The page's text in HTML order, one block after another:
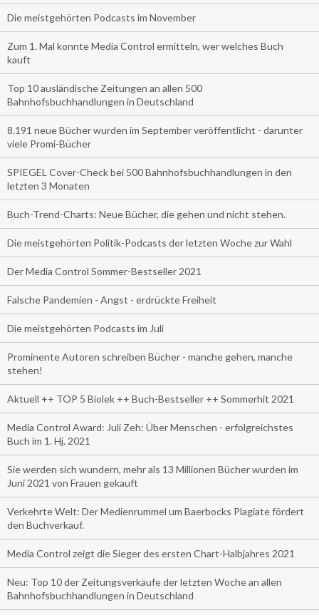
Die meistgehörten Podcasts im November
Zum 1. Mal konnte Media Control ermitteln, wer welches Buch
kauft
Top 10 ausländische Zeitungen an allen 500
Bahnhofsbuchhandlungen in Deutschland
8.191 neue Bücher wurden im September veröffentlicht - darunter
viele Promi-Bücher
SPIEGEL Cover-Check bei 500 Bahnhofsbuchhandlungen in den
letzten 3 Monaten
Buch-Trend-Charts: Neue Bücher, die gehen und nicht stehen.
Die meistgehörten Politik-Podcasts der letzten Woche zur Wahl
Der Media Control Sommer-Bestseller 2021
Falsche Pandemien - Angst - erdrückte Freiheit
Die meistgehörten Podcasts im Juli
Prominente Autoren schreiben Bücher - manche gehen, manche
stehen!
Aktuell ++ TOP 5 Biolek ++ Buch-Bestseller ++ Sommerhit 2021
Media Control Award: Juli Zeh: Über Menschen - erfolgreichstes
Buch im 1. Hj. 2021
Sie werden sich wundern, mehr als 13 Millionen Bücher wurden im
Juni 2021 von Frauen gekauft
Verkehrte Welt: Der Medienrummel um Baerbocks Plagiate fördert
den Buchverkauf.
Media Control zeigt die Sieger des ersten Chart-Halbjahres 2021
Neu: Top 10 der Zeitungsverkäufe der letzten Woche an allen
Bahnhofsbuchhandlungen in Deutschland